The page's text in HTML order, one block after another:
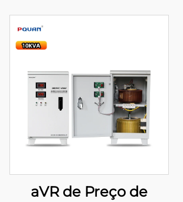
aVR de Preço de